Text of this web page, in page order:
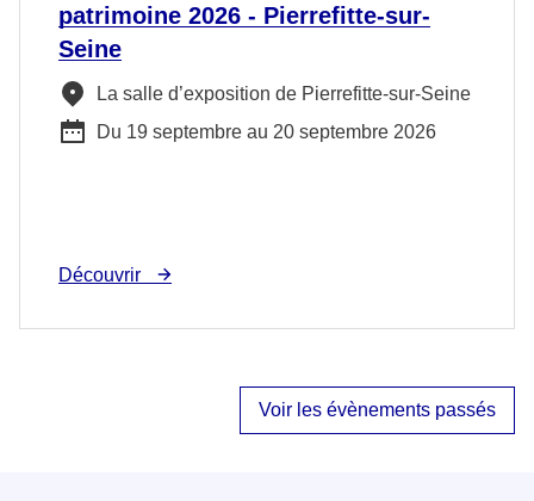
patrimoine 2026 - Pierrefitte-sur-
Seine
La salle d’exposition de Pierrefitte-sur-Seine
Du 19 septembre au 20 septembre 2026
Découvrir
Voir les évènements passés